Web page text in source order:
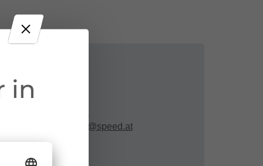
pfarramt.damuels@speed.at
in